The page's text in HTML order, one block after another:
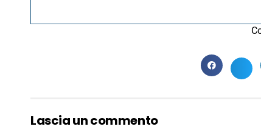
Lascia un commento